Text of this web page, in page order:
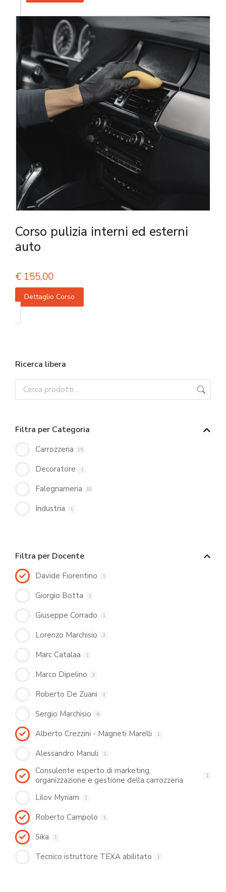
Corso pulizia interni ed esterni
auto
€ 155,00
Dettaglio Corso
Ricerca libera
Filtra per Categoria
Carrozzeria 15
Decoratore 1
Falegnameria 10
Industria 1
Filtra per Docente
Davide Fiorentino 1
Giorgio Botta 1
Giuseppe Corrado 1
Lorenzo Marchisio 3
Marc Catalaa 1
Marco Dipelino 3
Roberto De Zuani 1
Sergio Marchisio 6
Alberto Crezzini - Magneti Marelli 1
Alessandro Manuli 1
Consulente esperto di marketing,
organizzazione e gestione della carrozzeria
1
Lilov Myriam 1
Roberto Campolo 1
Sika 1
Tecnico istruttore TEXA abilitato 1